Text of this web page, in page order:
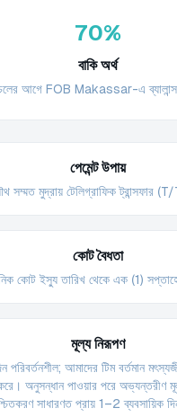
70%
বাকি অর্থ
আগে FOB Makassar-এ
পেমেন্ট উপায়
সম্মত মুদ্রায় টেলিগ্রাফিক ট্রান্সফার (T/
কোট বৈধতা
কোট ইস্যু তারিখ থেকে এক (1)
মূল্য নিরূপণ
পরিবর্তনশীল; আমাদের টিম বর্তমান
করে। অনুসন্ধান পাওয়ার পরে অভ্যন্তরীণ
সাধারণত প্রায় 1–2 ব্যবসায়িক